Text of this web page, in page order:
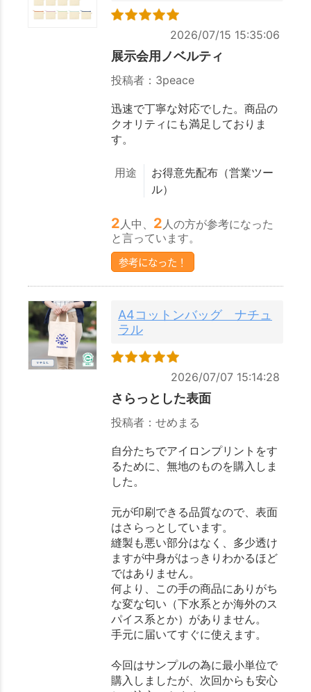
2026/07/15 15:35:06
展示会用ノベルティ
投稿者：3peace
迅速で丁寧な対応でした。商品の
クオリティにも満足しておりま
す。
用途
お得意先配布（営業ツー
ル）
2 人中、 2 人の方が参考になった
と言っています。
参考になった！
A4コットンバッグ ナチュ
ラル
2026/07/07 15:14:28
さらっとした表面
投稿者：せめまる
自分たちでアイロンプリントをす
るために、無地のものを購入しま
した。
元が印刷できる品質なので、表面
はさらっとしています。
縫製も悪い部分はなく、多少透け
ますが中身がはっきりわかるほど
ではありません。
何より、この手の商品にありがち
な変な匂い（下水系とか海外のス
パイス系とか）がありません。
手元に届いてすぐに使えます。
今回はサンプルの為に最小単位で
購入しましたが、次回からも安心